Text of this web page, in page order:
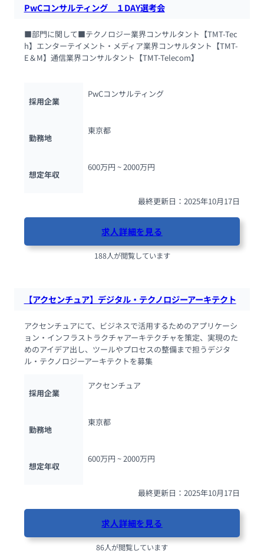
PwCコンサルティング　１DAY選考会
■部門に関して■テクノロジー業界コンサルタント【TMT-Tec
h】エンターテイメント・メディア業界コンサルタント【TMT-
E＆M】通信業界コンサルタント【TMT-Telecom】
採用企業
PwCコンサルティング
勤務地
東京都
想定年収
600万円 ~ 2000万円
最終更新日：2025年10月17日
求人詳細を見る
188人が閲覧しています
【アクセンチュア】デジタル・テクノロジーアーキテクト
アクセンチュアにて、ビジネスで活用するためのアプリケーシ
ョン・インフラストラクチャアーキテクチャを策定、実現のた
めのアイデア出し、ツールやプロセスの整備まで担うデジタ
ル・テクノロジーアーキテクトを募集
採用企業
アクセンチュア
勤務地
東京都
想定年収
600万円 ~ 2000万円
最終更新日：2025年10月17日
求人詳細を見る
86人が閲覧しています